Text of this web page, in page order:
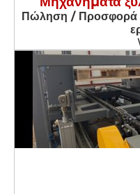
Πώληση / Προσφορά